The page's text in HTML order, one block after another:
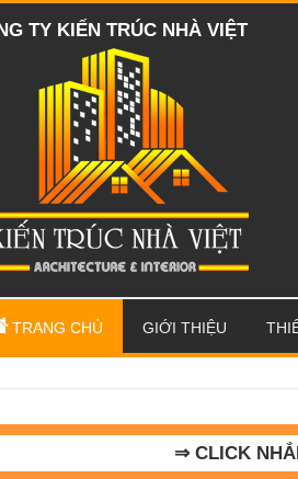
TY KIẾN TRÚC NHÀ VIỆT
TRANG CHỦ GIỚI THIỆU
⇒ CLICK